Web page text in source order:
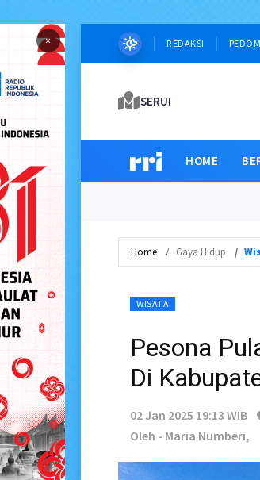
× REDAKSI
SERUI
HOME
Home Gaya Hidup
WISATA
Pesona
Di
02 Jan 2025 19:13 WIB
Oleh - Maria Numberi,